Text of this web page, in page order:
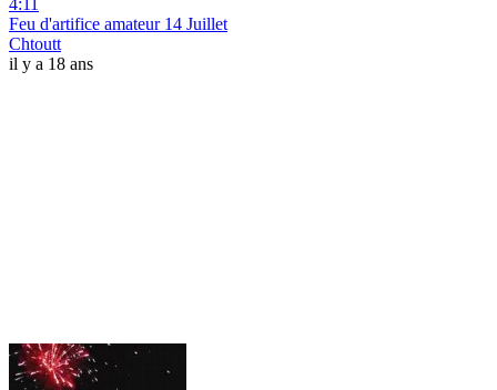
4:11
Feu d'artifice amateur 14 Juillet
Chtoutt
il y a 18 ans